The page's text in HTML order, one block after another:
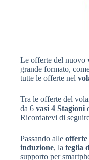
Le offerte del nuovo
grande formato,
tutte le offerte nel
Tra le offerte del
da 6 vasi 4 Stagioni
Ricordatevi di
Passando alle
induzione, la teglia
supporto per